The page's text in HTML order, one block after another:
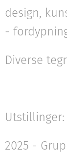
design,
-
Diverse
Utstillinger:
2025 -